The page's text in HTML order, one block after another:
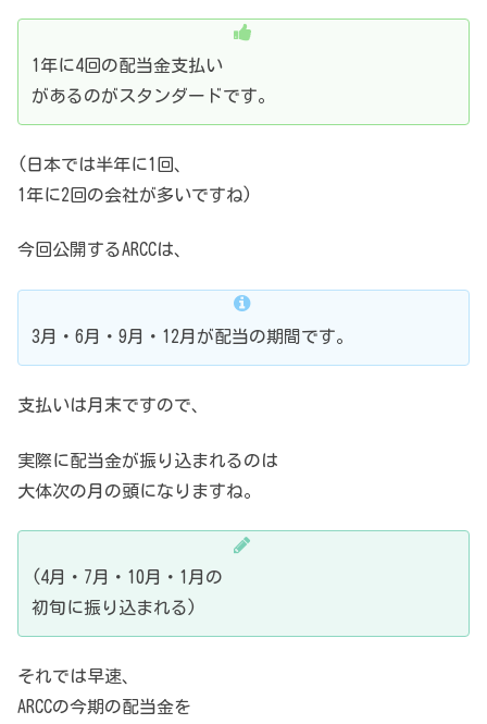
1年に4回の配当金支払い
があるのがスタンダードです。
(日本では半年に1回、
1年に2回の会社が多いですね)
今回公開するARCCは、
3月・6月・9月・12月が配当の期間です。
支払いは月末ですので、
実際に配当金が振り込まれるのは
大体次の月の頭になりますね。
(4月・7月・10月・1月の
初旬に振り込まれる)
それでは早速、
ARCCの今期の配当金を